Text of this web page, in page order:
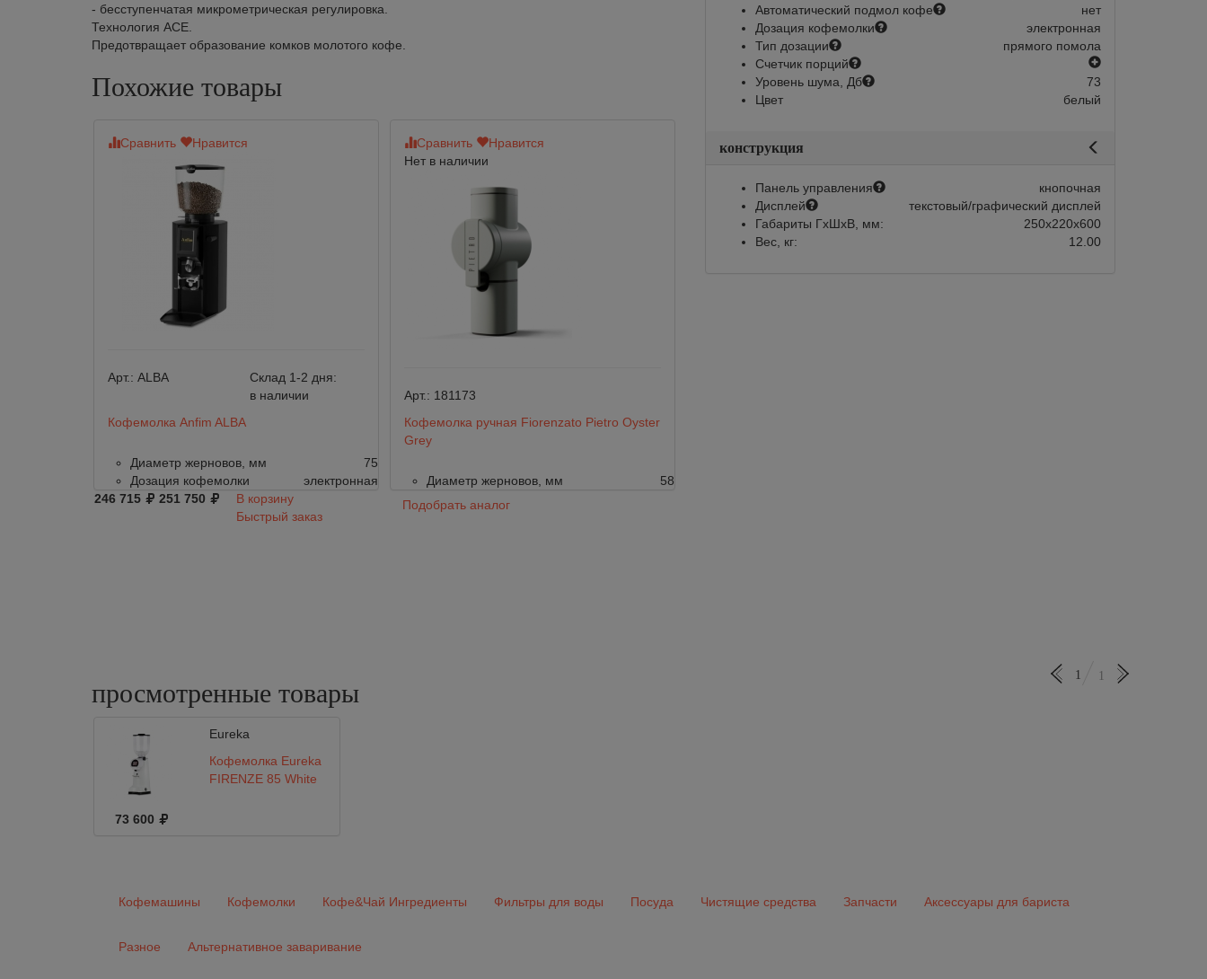
- бесступенчатая микрометрическая регулировка.
Технология ACE.
Предотвращает образование комков молотого кофе.
Похожие товары
Сравнить Нравится
Арт.: ALBA
Склад 1-2 дня:
в наличии
Кофемолка Anfim ALBA
Диаметр жерновов, мм
75
Дозация кофемолки
электронная
246 715
251 750
В корзину
Быстрый заказ
Сравнить
Нравится
Нет в наличии
Арт.: 181173
Кофемолка ручная Fiorenzato Pietro Oyster
Grey
Диаметр жерновов, мм
58
Подобрать аналог
Сравнить
Нравится
Нравится
Автоматический подмол кофе
нет
Дозация кофемолки
электронная
Тип дозации
прямого помола
Счетчик порций
есть
Уровень шума, Дб
73
Цвет
белый
конструкция
Панель управления
кнопочная
Дисплей
текстовый/графический дисплей
Габариты ГхШхВ, мм:
250х220х600
Вес, кг:
12.00
просмотренные товары
1 1
Eureka
Кофемолка Eureka
FIRENZE 85 White
73 600
Кофемашины Кофемолки Кофе&Чай Ингредиенты Фильтры для воды Посуда Чистящие средства Запчасти Аксессуары для бариста
Разное Альтернативное заваривание